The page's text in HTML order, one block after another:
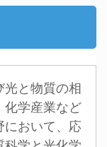
光と物質の相
化学産業など
において、応